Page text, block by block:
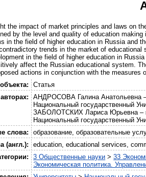
the impact of market principles and laws on
by the level and quality of education
in the field of higher education in Russia and
trends in the market of
in the field of higher education in
affect the Russian educational system.
actions in conjunction with the measures
Статья
АНДРОСОВА Галина Анатольевна –
Национальный государственный
ЗАБОЛОТСКИХ Лариса Юрьевна –
Национальный государственный
слова:
образование, образовательные
(англ.):
education, educational services,
3 Общественные науки >33
Экономическая политика.